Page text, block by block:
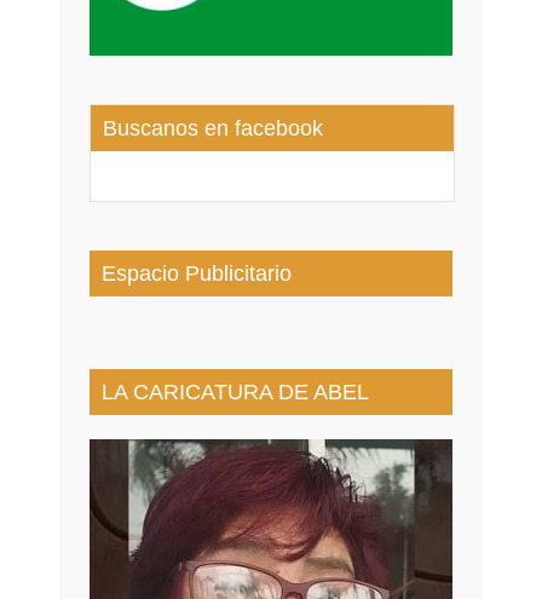
Buscanos en facebook
Espacio Publicitario
LA CARICATURA DE ABEL